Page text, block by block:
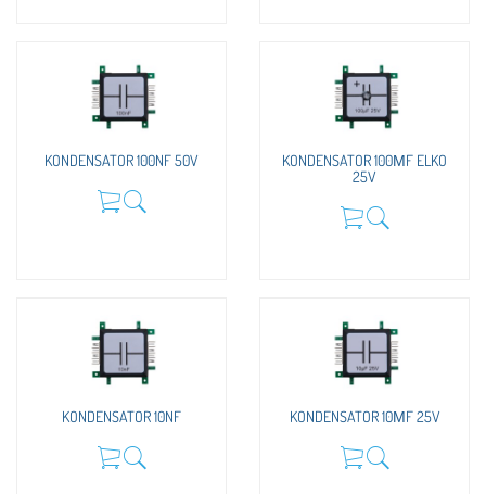
KONDENSATOR 100NF 50V
KONDENSATOR 100ΜF ELKO
25V
KONDENSATOR 10NF KONDENSATOR 10ΜF 25V